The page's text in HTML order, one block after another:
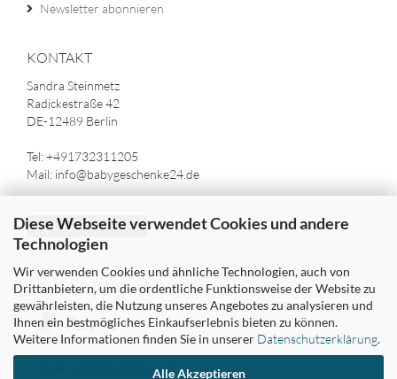
Diese Webseite verwendet Cookies und andere
Technologien
Wir verwenden Cookies und ähnliche Technologien, auch von
Drittanbietern, um die ordentliche Funktionsweise der Website zu
gewährleisten, die Nutzung unseres Angebotes zu analysieren und
Ihnen ein bestmögliches Einkaufserlebnis bieten zu können.
Weitere Informationen finden Sie in unserer Datenschutzerklärung.
Alle Akzeptieren
Newsletter abonnieren
KONTAKT
Sandra Steinmetz
Radickestraße 42
DE-12489 Berlin
Tel: +491732311205
Mail: info@babygeschenke24.de
Vertrag widerrufen
SICHER EINKAUFEN MIT
WIR VERSENDEN MIT